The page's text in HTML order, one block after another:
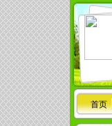
首页